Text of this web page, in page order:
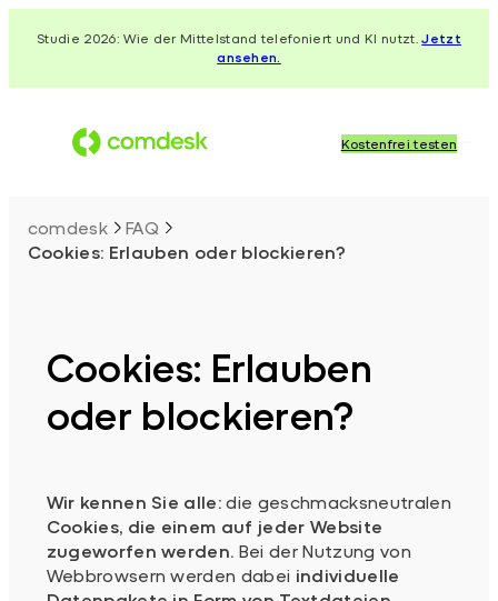
InhaltStudie 2026: Wie der Mittelstand telefoniert und KI nutzt.Jetzt
ansehen.
Kostenfrei testen
comdesk
FAQ
Cookies: Erlauben oder blockieren?
Cookies: Erlauben
oder blockieren?
Wir kennen Sie alle: die geschmacksneutralen
Cookies, die einem auf jeder Website
zugeworfen werden. Bei der Nutzung von
Webbrowsern werden dabei individuelle